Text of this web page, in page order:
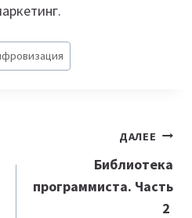
ДАЛЕЕ
Библиотека
программиста. Часть
2